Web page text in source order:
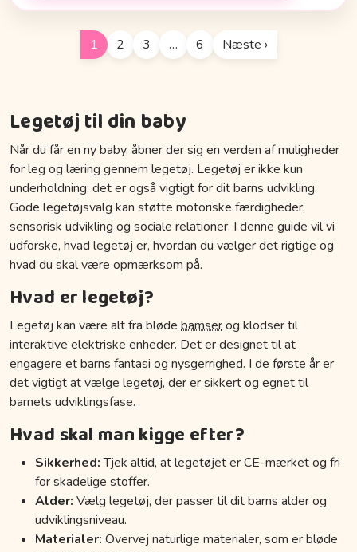
1 2 3 … 6 Næste ›
Legetøj til din baby
Når du får en ny baby, åbner der sig en verden af muligheder
for leg og læring gennem legetøj. Legetøj er ikke kun
underholdning; det er også vigtigt for dit barns udvikling.
Gode legetøjsvalg kan støtte motoriske færdigheder,
sensorisk udvikling og sociale relationer. I denne guide vil vi
udforske, hvad legetøj er, hvordan du vælger det rigtige og
hvad du skal være opmærksom på.
Hvad er legetøj?
Legetøj kan være alt fra bløde bamserog klodser til
interaktive elektriske enheder. Det er designet til at
engagere et barns fantasi og nysgerrighed. I de første år er
det vigtigt at vælge legetøj, der er sikkert og egnet til
barnets udviklingsfase.
Hvad skal man kigge efter?
Sikkerhed:Tjek altid, at legetøjet er CE-mærket og fri
for skadelige stoffer.
Alder: Vælg legetøj, der passer til dit barns alder og
udviklingsniveau.
Materialer: Overvej naturlige materialer, som er bløde